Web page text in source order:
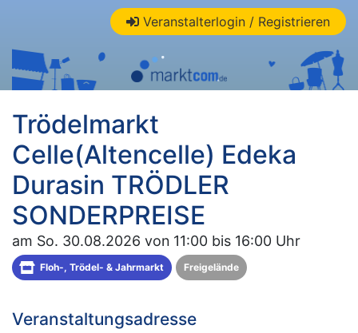
Veranstalterlogin / Registrieren
Trödelmarkt
Celle(Altencelle) Edeka
Durasin TRÖDLER
SONDERPREISE
am So. 30.08.2026 von 11:00 bis 16:00 Uhr
Floh-, Trödel- & Jahrmarkt Freigelände
Veranstaltungsadresse